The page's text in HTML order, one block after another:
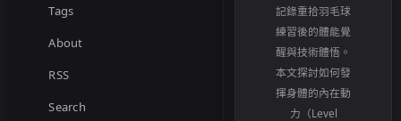
Tags
About
RSS
Search
記錄重拾羽毛球
練習後的體能覺
醒與技術體悟。
本文探討如何發
揮身體的內在動
力（Level